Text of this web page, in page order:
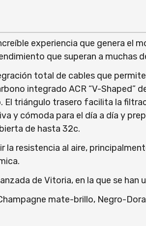
experiencia que genera el
que superan a muchas
total de cables que
integrado ACR “V-
triángulo trasero facilita la
y cómoda para el día a día y
de hasta 32c.
resistencia al aire,
de Vitoria, en la que se
mate-brillo, Negro-